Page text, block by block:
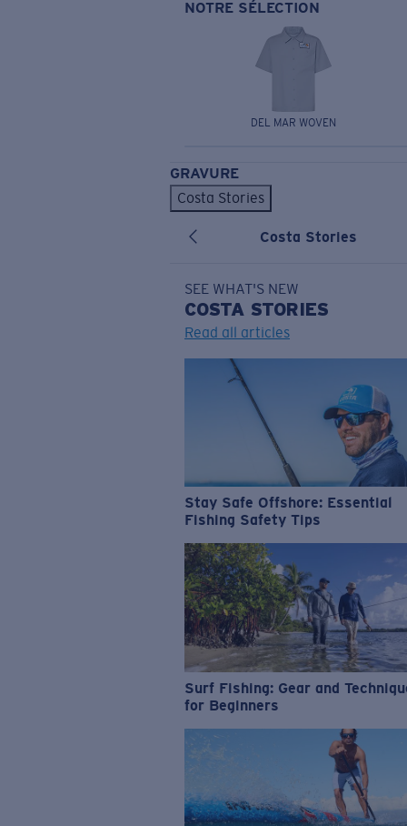
NOTRE SÉLECTION
DEL MAR WOVEN
GRAVURE
Costa Stories
Costa Stories
SEE WHAT'S NEW
COSTA STORIES
Read all articles
Stay Safe Offshore: Essential
Fishing Safety Tips
Surf Fishing: Gear and
for Beginners